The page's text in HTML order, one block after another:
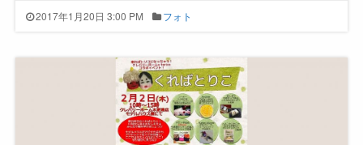
2017年1月20日 3:00 PM フォト